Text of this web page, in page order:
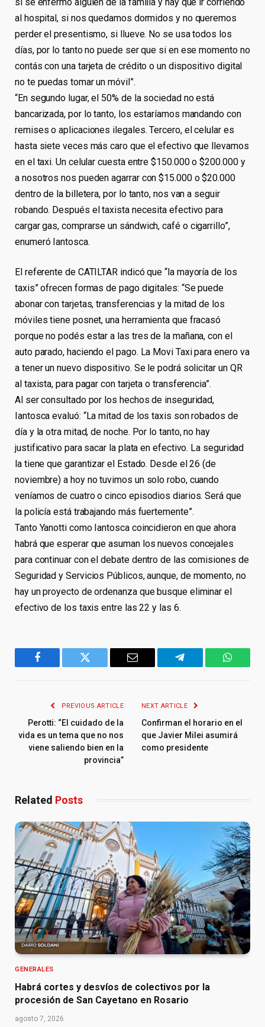
al hospital, si nos quedamos dormidos y no queremos
perder el presentismo, si llueve. No se usa todos los
días, por lo tanto no puede ser que si en ese momento no
contás con una tarjeta de crédito o un dispositivo digital
no te puedas tomar un móvil”.
“En segundo lugar, el 50% de la sociedad no está
bancarizada, por lo tanto, los estaríamos mandando con
remises o aplicaciones ilegales. Tercero, el celular es
hasta siete veces más caro que el efectivo que llevamos
en el taxi. Un celular cuesta entre $150.000 o $200.000 y
a nosotros nos pueden agarrar con $15.000 o $20.000
dentro de la billetera, por lo tanto, nos van a seguir
robando. Después el taxista necesita efectivo para
cargar gas, comprarse un sándwich, café o cigarrillo”,
enumeró Iantosca.
El referente de CATILTAR indicó que “la mayoría de los
taxis” ofrecen formas de pago digitales: “Se puede
abonar con tarjetas, transferencias y la mitad de los
móviles tiene posnet, una herramienta que fracasó
porque no podés estar a las tres de la mañana, con el
auto parado, haciendo el pago. La Movi Taxi para enero va
a tener un nuevo dispositivo. Se le podrá solicitar un QR
al taxista, para pagar con tarjeta o transferencia”.
Al ser consultado por los hechos de inseguridad,
Iantosca evaluó: “La mitad de los taxis son robados de
día y la otra mitad, de noche. Por lo tanto, no hay
justificativo para sacar la plata en efectivo. La seguridad
la tiene que garantizar el Estado. Desde el 26 (de
noviembre) a hoy no tuvimos un solo robo, cuando
veníamos de cuatro o cinco episodios diarios. Será que
la policía está trabajando más fuertemente”.
Tanto Yanotti como Iantosca coincidieron en que ahora
habrá que esperar que asuman los nuevos concejales
para continuar con el debate dentro de las comisiones de
Seguridad y Servicios Públicos, aunque, de momento, no
hay un proyecto de ordenanza que busque eliminar el
efectivo de los taxis entre las 22 y las 6.
Facebook Twitter Email Telegram
PREVIOUS ARTICLE
Perotti: “El cuidado de la
vida es un tema que no nos
viene saliendo bien en la
provincia”
NEXT ARTICLE
Confirman el horario en el
que Javier Milei asumirá
como presidente
Related Posts
GENERALES
Habrá cortes y desvíos de colectivos por la
procesión de San Cayetano en Rosario
agosto 7, 2026